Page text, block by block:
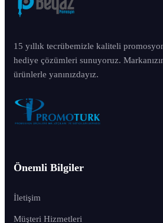
15 yıllık tecrübemizle kaliteli
hediye çözümleri sunuyoruz.
ürünlerle yanınızdayız.
Önemli Bilgiler
İletişim
Müşteri Hizmetleri